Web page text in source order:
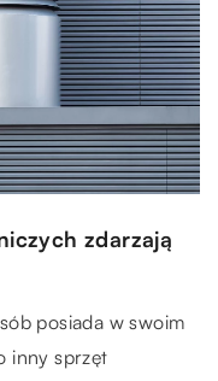
zdarzają
posiada w swoim
inny sprzęt